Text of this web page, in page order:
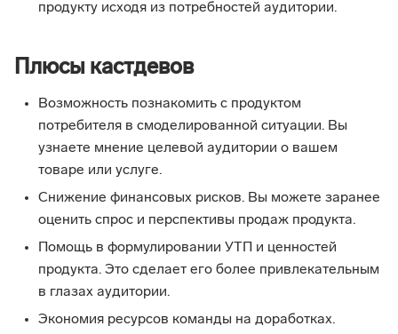
продукту исходя из потребностей аудитории.
Плюсы кастдевов
Возможность познакомить с продуктом
потребителя в смоделированной ситуации. Вы
узнаете мнение целевой аудитории о вашем
товаре или услуге.
Снижение финансовых рисков. Вы можете заранее
оценить спрос и перспективы продаж продукта.
Помощь в формулировании УТП и ценностей
продукта. Это сделает его более привлекательным
в глазах аудитории.
Экономия ресурсов команды на доработках.